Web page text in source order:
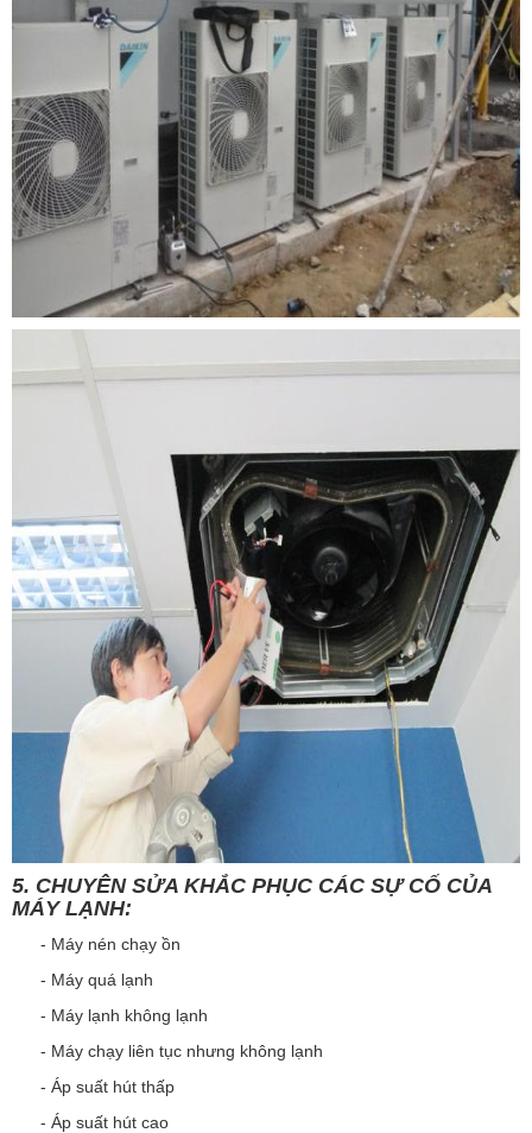
5. CHUYÊN SỬA KHẮC PHỤC CÁC SỰ CỐ CỦA
MÁY LẠNH:
- Máy nén chạy ồn
- Máy quá lạnh
- Máy lạnh không lạnh
- Máy chạy liên tục nhưng không lạnh
- Áp suất hút thấp
- Áp suất hút cao